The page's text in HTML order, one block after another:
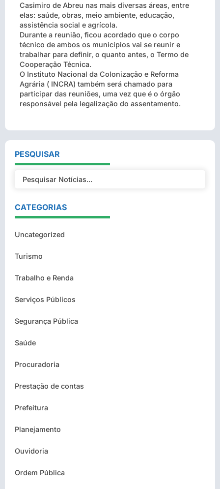
Casimiro de Abreu nas mais diversas áreas, entre
elas: saúde, obras, meio ambiente, educação,
assistência social e agrícola.
Durante a reunião, ficou acordado que o corpo
técnico de ambos os municípios vai se reunir e
trabalhar para definir, o quanto antes, o Termo de
Cooperação Técnica.
O Instituto Nacional da Colonização e Reforma
Agrária ( INCRA) também será chamado para
participar das reuniões, uma vez que é o órgão
responsável pela legalização do assentamento.
PESQUISAR
CATEGORIAS
Uncategorized
Turismo
Trabalho e Renda
Serviços Públicos
Segurança Pública
Saúde
Procuradoria
Prestação de contas
Prefeitura
Planejamento
Ouvidoria
Ordem Pública